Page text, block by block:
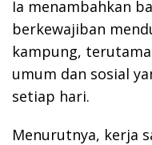
Ia menambahkan
berkewajiban
kampung,
umum dan sosial
setiap hari.
Menurutnya, kerja